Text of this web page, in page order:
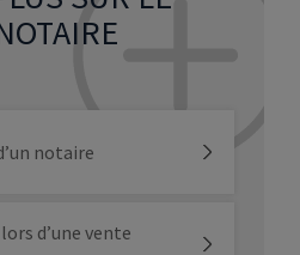
notaire
d’une vente